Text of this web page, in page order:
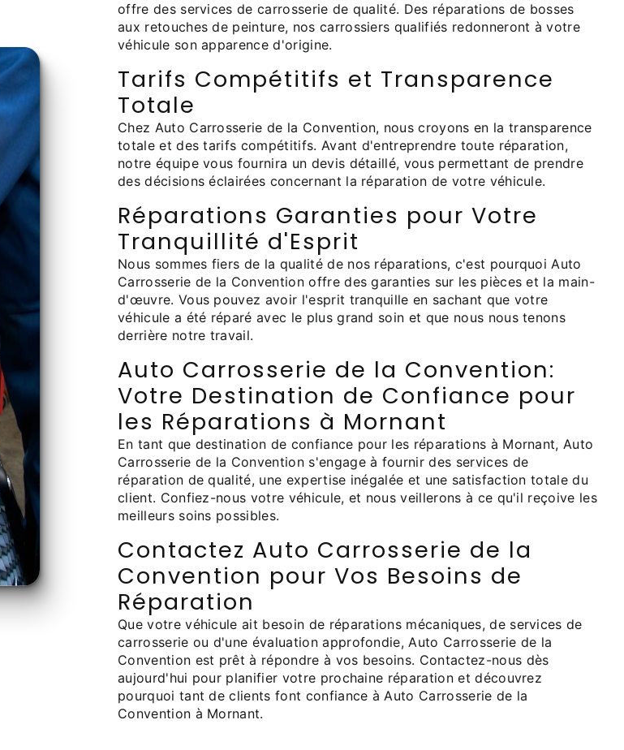
offre des services de carrosserie de qualité. Des réparations de bosses
aux retouches de peinture, nos carrossiers qualifiés redonneront à votre
véhicule son apparence d'origine.
Tarifs Compétitifs et Transparence
Totale
Chez Auto Carrosserie de la Convention, nous croyons en la transparence
totale et des tarifs compétitifs. Avant d'entreprendre toute réparation,
notre équipe vous fournira un devis détaillé, vous permettant de prendre
des décisions éclairées concernant la réparation de votre véhicule.
Réparations Garanties pour Votre
Tranquillité d'Esprit
Nous sommes fiers de la qualité de nos réparations, c'est pourquoi Auto
Carrosserie de la Convention offre des garanties sur les pièces et la main-
d'œuvre. Vous pouvez avoir l'esprit tranquille en sachant que votre
véhicule a été réparé avec le plus grand soin et que nous nous tenons
derrière notre travail.
Auto Carrosserie de la Convention:
Votre Destination de Confiance pour
les Réparations à Mornant
En tant que destination de confiance pour les réparations à Mornant, Auto
Carrosserie de la Convention s'engage à fournir des services de
réparation de qualité, une expertise inégalée et une satisfaction totale du
client. Confiez-nous votre véhicule, et nous veillerons à ce qu'il reçoive les
meilleurs soins possibles.
Contactez Auto Carrosserie de la
Convention pour Vos Besoins de
Réparation
Que votre véhicule ait besoin de réparations mécaniques, de services de
carrosserie ou d'une évaluation approfondie, Auto Carrosserie de la
Convention est prêt à répondre à vos besoins. Contactez-nous dès
aujourd'hui pour planifier votre prochaine réparation et découvrez
pourquoi tant de clients font confiance à Auto Carrosserie de la
Convention à Mornant.